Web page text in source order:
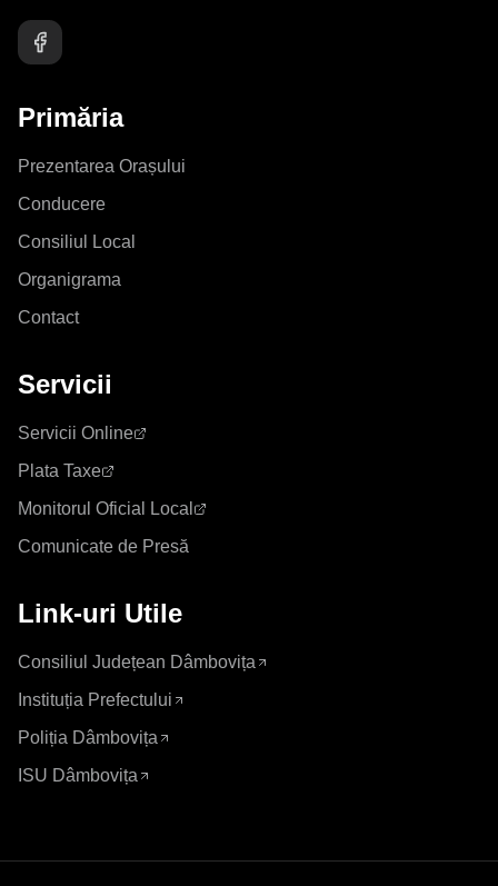
Primăria
Prezentarea Orașului
Conducere
Consiliul Local
Organigrama
Contact
Servicii
Servicii Online
Plata Taxe
Monitorul Oficial Local
Comunicate de Presă
Link-uri Utile
Consiliul Județean Dâmbovița
Instituția Prefectului
Poliția Dâmbovița
ISU Dâmbovița